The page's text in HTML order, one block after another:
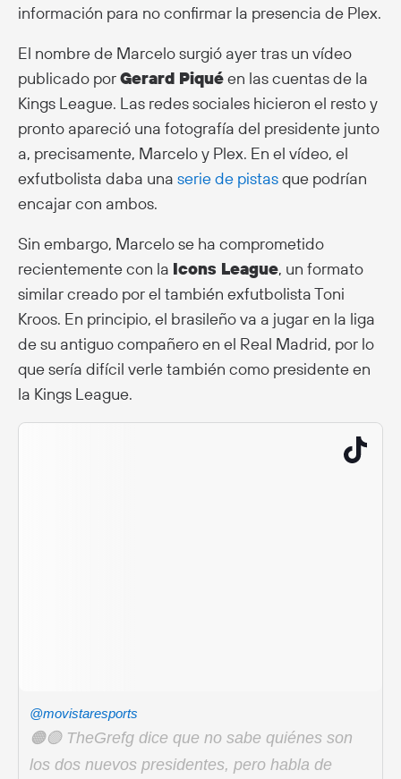
información para no confirmar la presencia de Plex.
El nombre de Marcelo surgió ayer tras un vídeo
publicado porGerard Piquéen las cuentas de la
Kings League. Las redes sociales hicieron el resto y
pronto apareció una fotografía del presidente junto
a, precisamente, Marcelo y Plex. En el vídeo, el
exfutbolista daba una serie de pistasque podrían
encajar con ambos.
Sin embargo, Marcelo se ha comprometido
recientemente con la Icons League, un formato
similar creado por el también exfutbolista Toni
Kroos. En principio, el brasileño va a jugar en la liga
de su antiguo compañero en el Real Madrid, por lo
que sería difícil verle también como presidente en
la Kings League.
@movistaresports
🟠🟣 TheGrefg dice que no sabe quiénes son
los dos nuevos presidentes, pero habla de